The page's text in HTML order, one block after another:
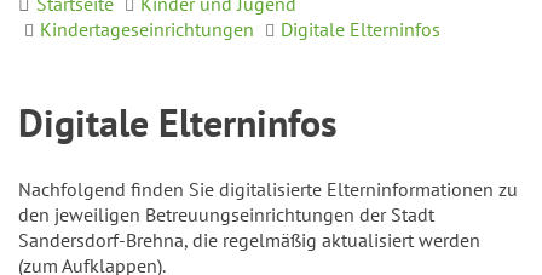
Kindertageseinrichtungen
Digitale Elterninfos
Digitale Elterninfos
Nachfolgend finden Sie digitalisierte Elterninformationen zu
den jeweiligen Betreuungseinrichtungen der Stadt
Sandersdorf-Brehna, die regelmäßig aktualisiert werden
(zum Aufklappen).